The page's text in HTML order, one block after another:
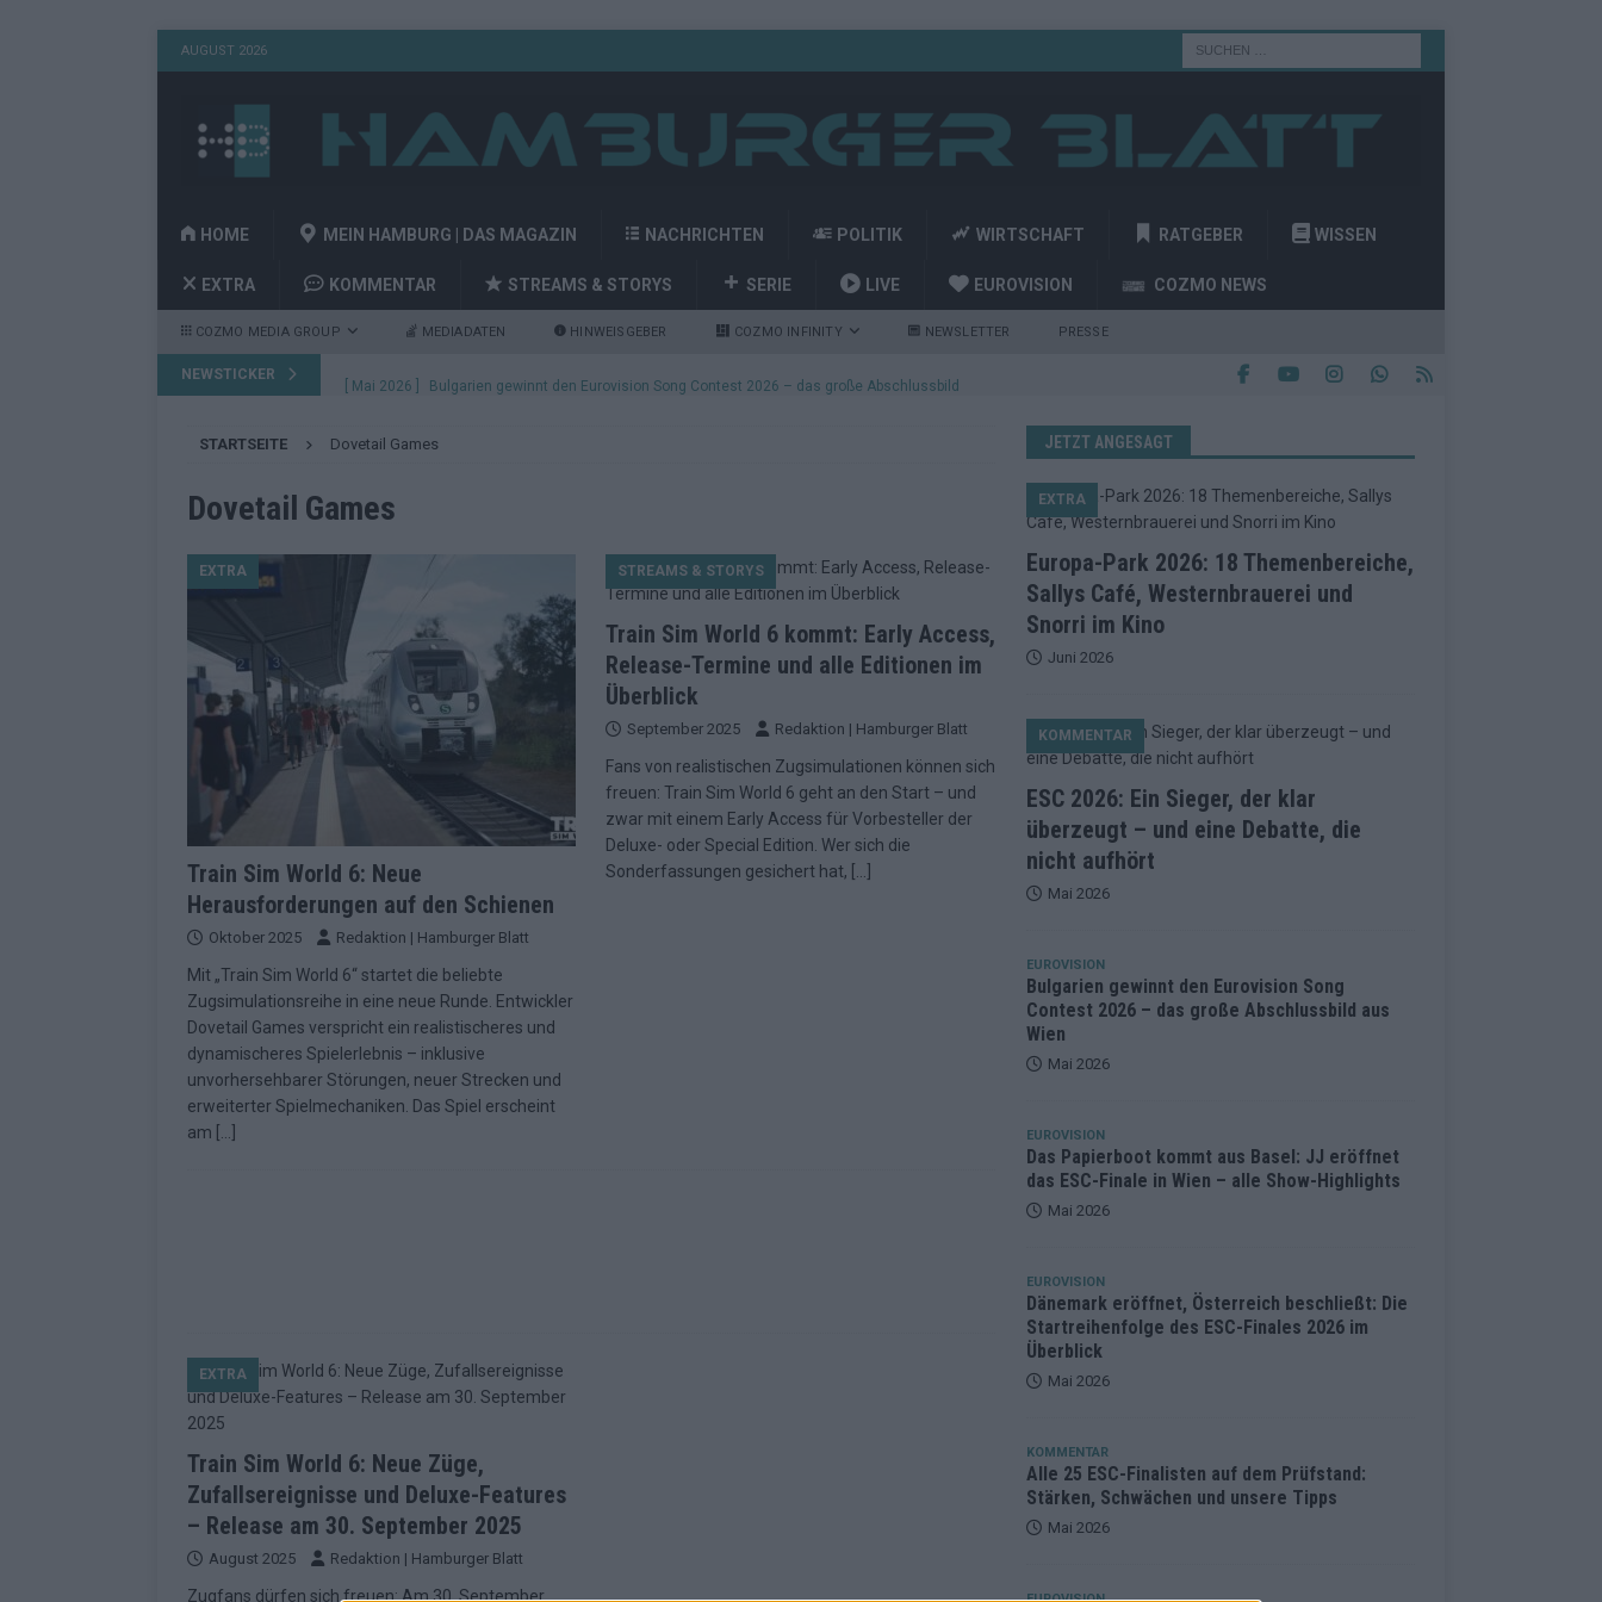
AUGUST 2026
HOME MEIN HAMBURG | DAS MAGAZIN NACHRICHTEN POLITIK WIRTSCHAFT RATGEBER WISSEN
EXTRA KOMMENTAR STREAMS & STORYS SERIE LIVE EUROVISION COZMO NEWS
COZMO MEDIA GROUP MEDIADATEN HINWEISGEBER COZMO INFINITY NEWSLETTER PRESSE
NEWSTICKER [ Mai 2026 ]
2026 im Überblick
[ Mai 2026 ] Alle 25 ESC-Finalisten auf dem Prüfstand: Stärken, Schwächen und unsere Tipps
KOMMENTAR
[ Mai 2026 ] Vier Sieger gleichzeitig, Manipulationsverdacht, Jury-Comeback: Die turbulente
Geschichte der ESC-Wertung EUROVISION
[ Mai 2026 ] Das Warten hat ein Ende: ESC 2026 – alle 26 Finalteilnehmer für Wien im Überblick
EUROVISION
[ Mai 2026 ] „Unknown“ war stark, der Rest war nett: Das zweite ESC-Halbfinale im
redaktionellen Urteil KOMMENTAR
[ Mai 2026 ] ESC-Halbfinale 2 in Zahlen: Wer kommt fast sicher weiter – und wer zittert bis zum
Schluss? EXTRA
[ Juni 2026 ] Europa-Park 2026: 18 Themenbereiche, Sallys Café, Westernbrauerei und Snorri im
Kino EXTRA
[ Mai 2026 ] ESC 2026: Ein Sieger, der klar überzeugt – und eine Debatte, die nicht aufhört
STARTSEITE Dovetail Games
Dovetail Games
EXTRA
Train Sim World 6: Neue
Herausforderungen auf den Schienen
Oktober 2025 Redaktion | Hamburger Blatt
Mit „Train Sim World 6“ startet die beliebte
Zugsimulationsreihe in eine neue Runde. Entwickler
Dovetail Games verspricht ein realistischeres und
dynamischeres Spielerlebnis – inklusive
unvorhersehbarer Störungen, neuer Strecken und
erweiterter Spielmechaniken. Das Spiel erscheint
am
STREAMS & STORYS
Train Sim World 6 kommt: Early Access,
Release-Termine und alle Editionen im
Überblick
September 2025 Redaktion | Hamburger Blatt
Fans von realistischen Zugsimulationen können sich
freuen: Train Sim World 6 geht an den Start – und
zwar mit einem Early Access für Vorbesteller der
Deluxe- oder Special Edition. Wer sich die
Sonderfassungen gesichert hat,
EXTRA
Train Sim World 6: Neue Züge,
Zufallsereignisse und Deluxe-Features
– Release am 30. September 2025
August 2025 Redaktion | Hamburger Blatt
Zugfans dürfen sich freuen: Am 30. September
JETZT ANGESAGT
Europa-Park 2026: 18 Themenbereiche,
Sallys Café, Westernbrauerei und
Snorri im Kino
EXTRA
Juni 2026
ESC 2026: Ein Sieger, der klar
überzeugt – und eine Debatte, die
nicht aufhört
KOMMENTAR
Mai 2026
EUROVISION
Bulgarien gewinnt den Eurovision Song
Contest 2026 – das große Abschlussbild aus
Wien
Mai 2026
EUROVISION
Das Papierboot kommt aus Basel: JJ eröffnet
das ESC-Finale in Wien – alle Show-Highlights
Mai 2026
EUROVISION
Dänemark eröffnet, Österreich beschließt: Die
Startreihenfolge des ESC-Finales 2026 im
Überblick
Mai 2026
KOMMENTAR
Alle 25 ESC-Finalisten auf dem Prüfstand:
Stärken, Schwächen und unsere Tipps
Mai 2026